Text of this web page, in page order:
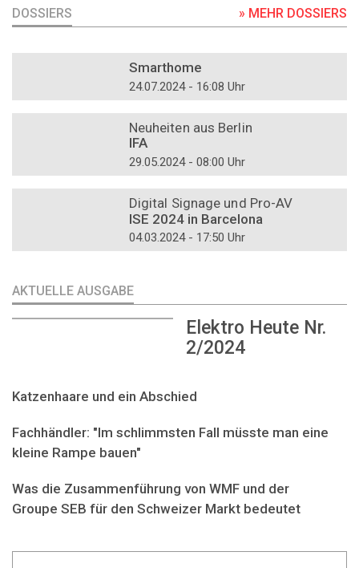
DOSSIERS » MEHR DOSSIERS
Smarthome
24.07.2024 - 16:08 Uhr
Neuheiten aus Berlin
IFA
29.05.2024 - 08:00 Uhr
Digital Signage und Pro-AV
ISE 2024 in Barcelona
04.03.2024 - 17:50 Uhr
AKTUELLE AUSGABE
Elektro Heute Nr.
2/2024
Katzenhaare und ein Abschied
Fachhändler: "Im schlimmsten Fall müsste man eine
kleine Rampe bauen"
Was die Zusammenführung von WMF und der
Groupe SEB für den Schweizer Markt bedeutet